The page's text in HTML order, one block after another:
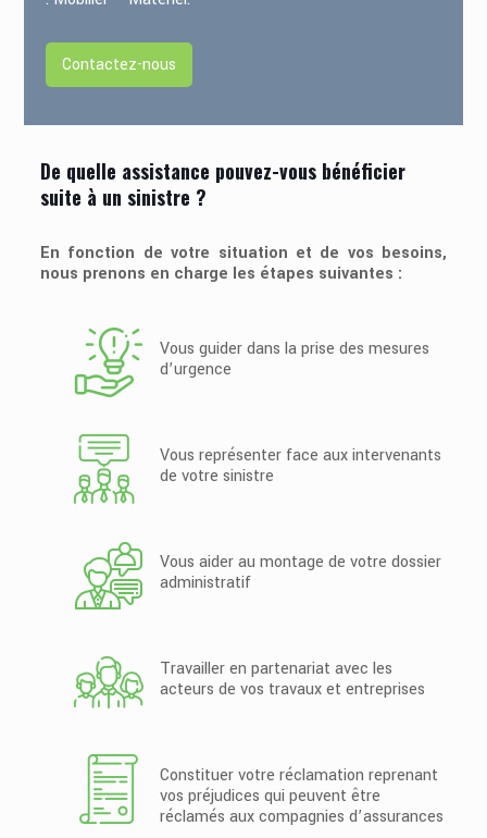
Contactez-nous
De quelle assistance pouvez-vous bénéficier
suite à un sinistre ?
En fonction de votre situation et de vos besoins,
nous prenons en charge les étapes suivantes :
Vous guider dans la prise des mesures
d’urgence
Vous représenter face aux intervenants
de votre sinistre
Vous aider au montage de votre dossier
administratif
Travailler en partenariat avec les
acteurs de vos travaux et entreprises
Constituer votre réclamation reprenant
vos préjudices qui peuvent être
réclamés aux compagnies d’assurances